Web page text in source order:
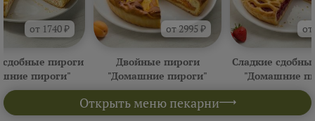
Открыть меню пекарни
от 1740 ₽
пироги
пироги"
от 2995 ₽
Двойные пироги
"Домашние пироги"
от
Сладкие
"Домашние